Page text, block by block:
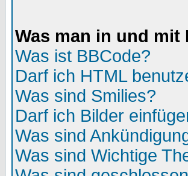
Was man in und
Was ist BBCode?
Darf ich HTML
Was sind Smilies?
Darf ich Bilder
Was sind
Was sind Wichtige